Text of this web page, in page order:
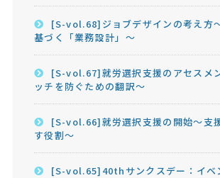
[S-vol.68]ジョブデザインの考え方
基づく「業務設計」～
[S-vol.67]就労選択支援のアセスメ
ッチを防ぐための翻訳～
[S-vol.66]就労選択支援の開始～支
す役割～
[S-vol.65]40thサンクスデー：イベ